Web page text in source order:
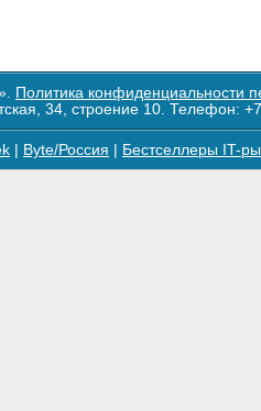
Политика конфиденциальности
34, строение 10. Телефон:
Byte/Россия Бестселлеры IT-